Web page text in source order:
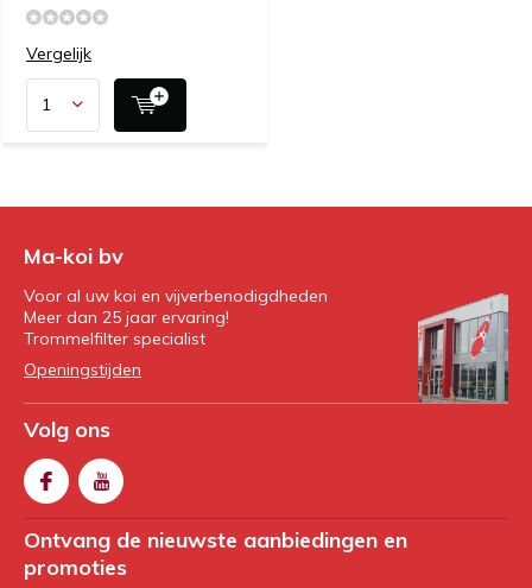
Vergelijk
Ma-koi bv
Voor al uw koi en vijverbenodigdheden
Meer dan 25 jaar ervaring!
Trommelfilter specialist
Openingstijden
Volg ons
Ontvang de nieuwste aanbiedingen en
promoties